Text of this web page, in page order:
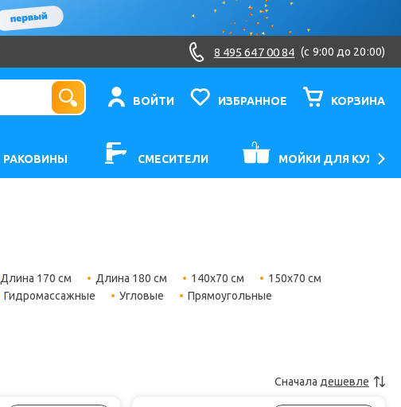
8 495 647 00 84 (c 9:00 до 20:00)
ВОЙТИ ИЗБРАННОЕ КОРЗИНА
РАКОВИНЫ СМЕСИТЕЛИ МОЙКИ ДЛЯ КУХНИ
Длина 170 см Длина 180 см 140х70 см
150х70 см
Гидромассажные Угловые Прямоугольные
Сначала дешевле